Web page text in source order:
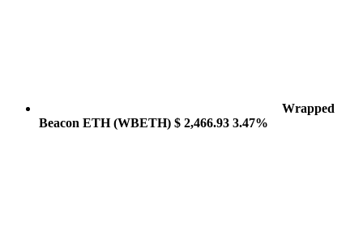
Wrapped
Beacon ETH(WBETH) $ 2,466.93 3.47%